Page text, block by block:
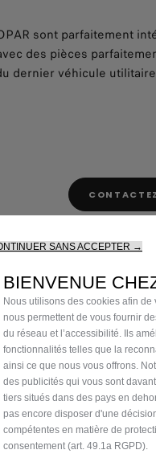
sont parfaitement
des pièces
dernier véhicule
SANS ACCEPTER →
BIENVENUE
Nous utilisons des cookies afin
nous permettent de vous fournir
du réseau et l’accessibilité. Ils
fonctionnalités telles que la
ainsi ce que nous vous offrons.
des publicités qui vous sont
tiers situés dans des pays en
pas encore disposer d'une
compétentes en matière de
consentement (art. 49.1a RGPD).